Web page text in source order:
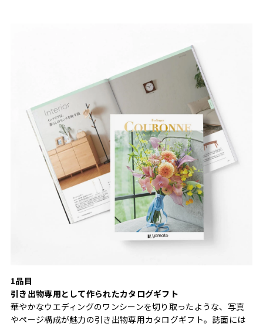
1品目
引き出物専用として作られたカタログギフト
華やかなウエディングのワンシーンを切り取ったような、写真
やページ構成が魅力の引き出物専用カタログギフト。誌面には